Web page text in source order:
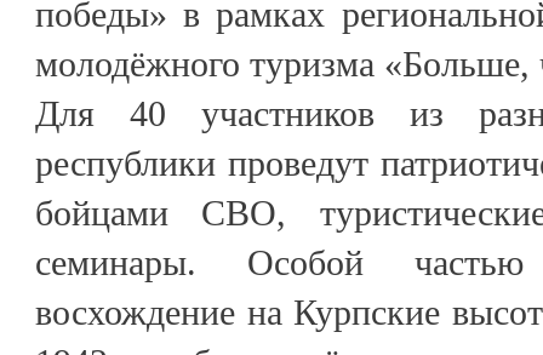
победы» в рамках
молодёжного туризма
Для 40 участников из
республики проведут
бойцами СВО,
семинары. Особой
восхождение на Курпские